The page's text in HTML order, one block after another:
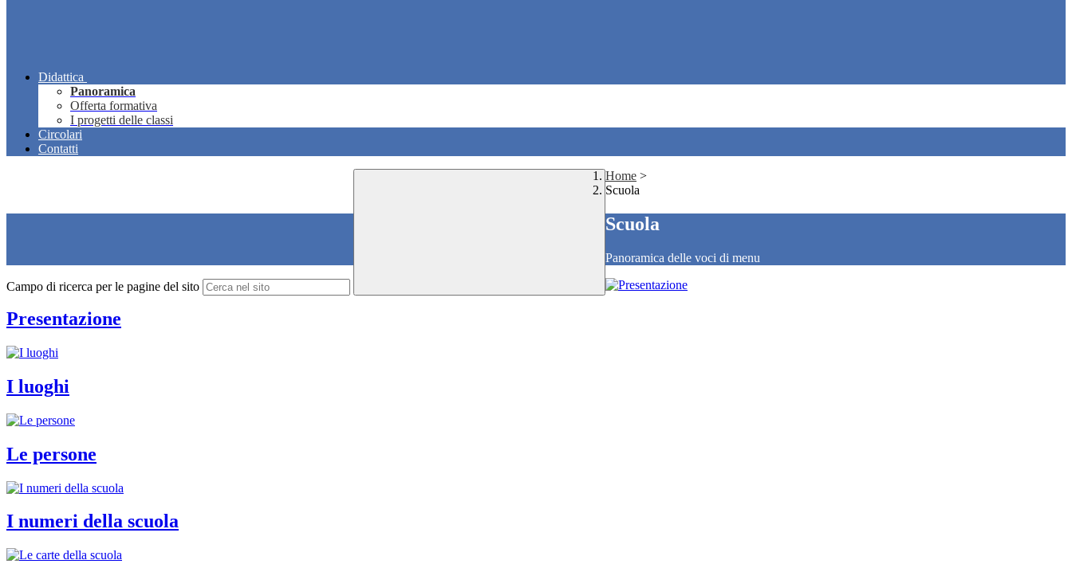
Didattica
Panoramica
Offerta formativa
I progetti delle classi
Circolari
Contatti
Campo di ricerca per le pagine del sito
Home >
Scuola
Scuola
Panoramica delle voci di menu
Presentazione
I luoghi
Le persone
I numeri della scuola